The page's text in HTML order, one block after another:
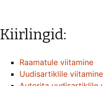
Kiirlingid:
Raamatule viitamine
Uudisartiklile viitamine